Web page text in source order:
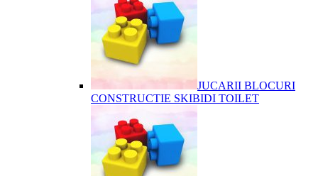
JUCARII BLOCURI
CONSTRUCTIE SKIBIDI TOILET